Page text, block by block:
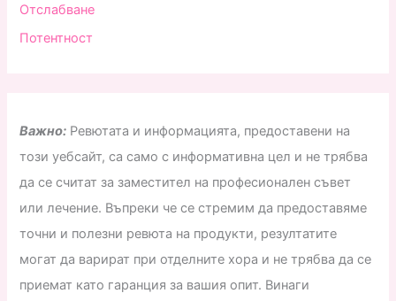
Отслабване
Потентност
Важно: Ревютата и информацията, предоставени на
този уебсайт, са само с информативна цел и не трябва
да се считат за заместител на професионален съвет
или лечение. Въпреки че се стремим да предоставяме
точни и полезни ревюта на продукти, резултатите
могат да варират при отделните хора и не трябва да се
приемат като гаранция за вашия опит. Винаги